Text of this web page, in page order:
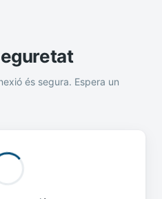
és segura. Espera un